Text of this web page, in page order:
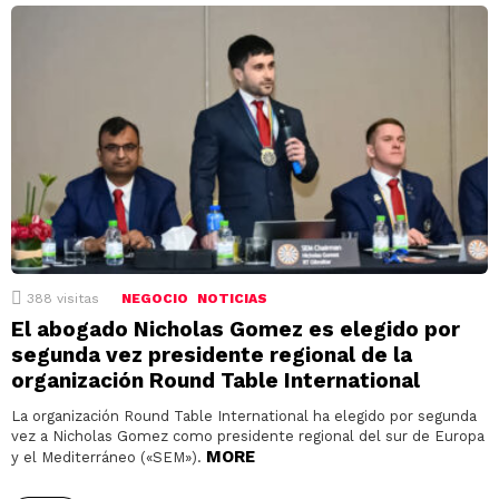
388 visitas NEGOCIO NOTICIAS
El abogado Nicholas Gomez es elegido por
segunda vez presidente regional de la
organización Round Table International
La organización Round Table International ha elegido por segunda
vez a Nicholas Gomez como presidente regional del sur de Europa
y el Mediterráneo («SEM»). MORE